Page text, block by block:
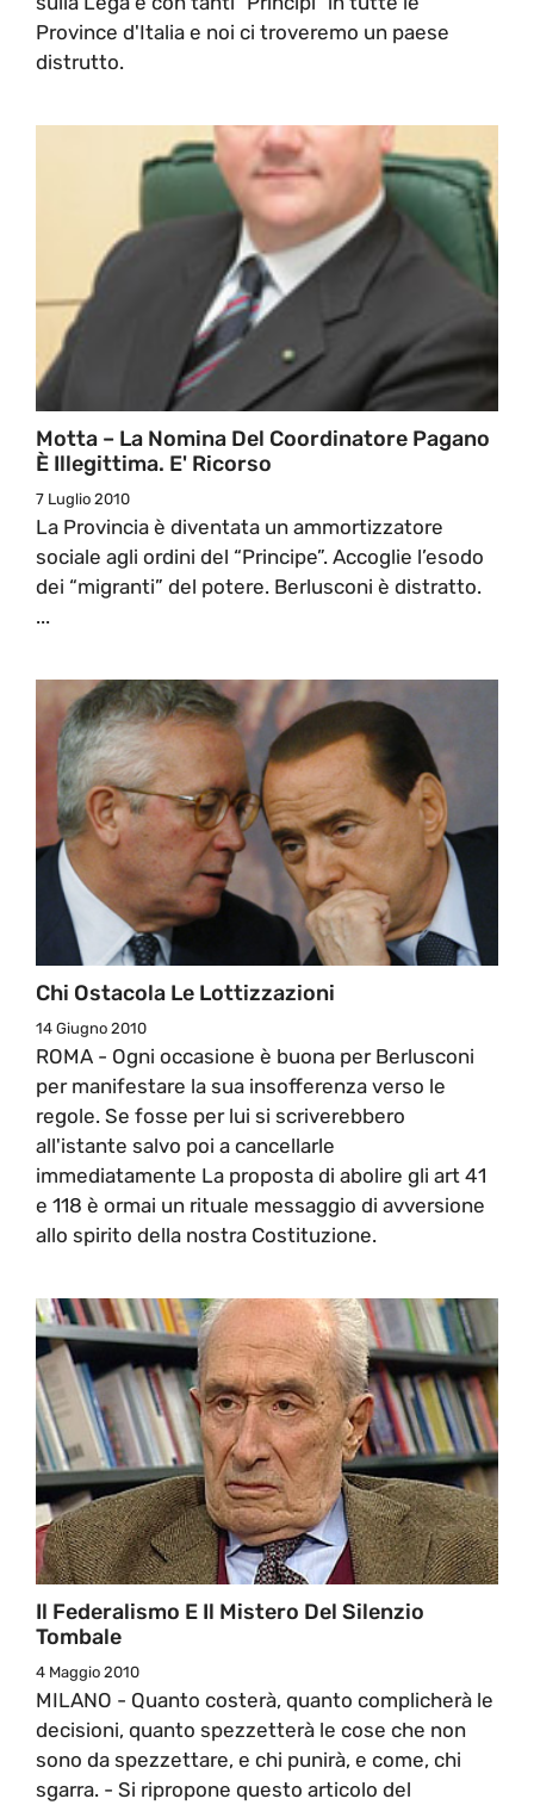
Province d'Italia e noi ci troveremo un paese
distrutto.
Motta – La Nomina Del Coordinatore Pagano
È Illegittima. E' Ricorso
7 Luglio 2010
La Provincia è diventata un ammortizzatore
sociale agli ordini del “Principe”. Accoglie l’esodo
dei “migranti” del potere. Berlusconi è distratto.
...
Chi Ostacola Le Lottizzazioni
14 Giugno 2010
ROMA - Ogni occasione è buona per Berlusconi
per manifestare la sua insofferenza verso le
regole. Se fosse per lui si scriverebbero
all'istante salvo poi a cancellarle
immediatamente La proposta di abolire gli art 41
e 118 è ormai un rituale messaggio di avversione
allo spirito della nostra Costituzione.
Il Federalismo E Il Mistero Del Silenzio
Tombale
4 Maggio 2010
MILANO - Quanto costerà, quanto complicherà le
decisioni, quanto spezzetterà le cose che non
sono da spezzettare, e chi punirà, e come, chi
sgarra. - Si ripropone questo articolo del